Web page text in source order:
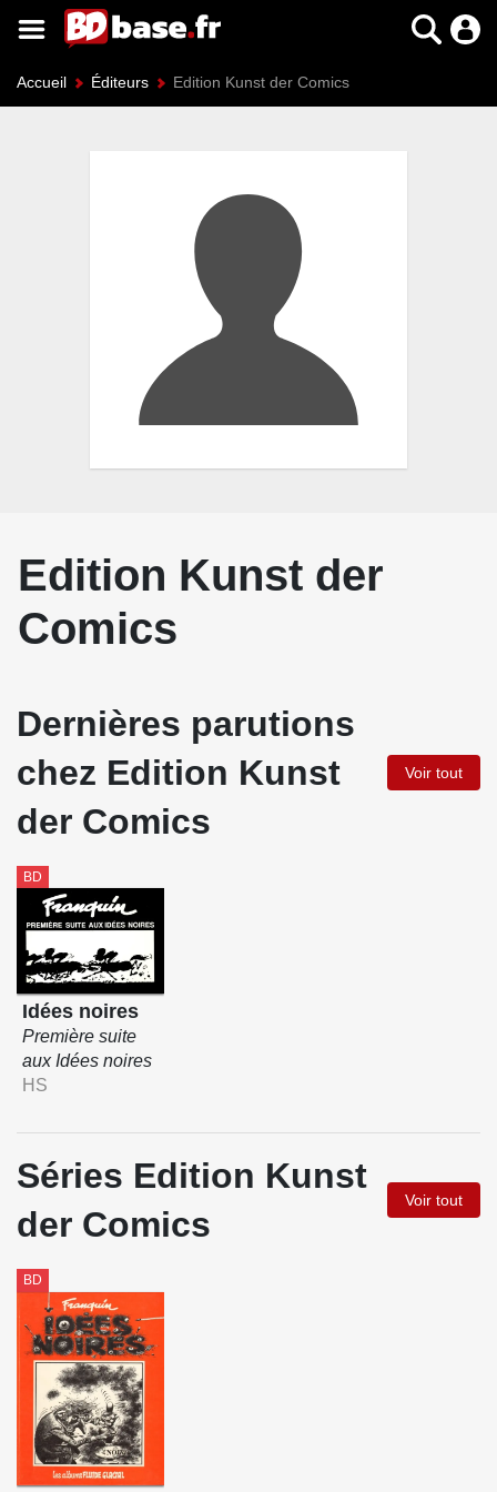
Accueil Éditeurs Edition Kunst der Comics
Edition Kunst der
Comics
Dernières parutions
chez Edition Kunst
der Comics
Voir tout
BD
Idées noires
Première suite
aux Idées noires
HS
Séries Edition Kunst
der Comics
Voir tout
BD